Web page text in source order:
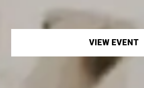
VIEW EVENT